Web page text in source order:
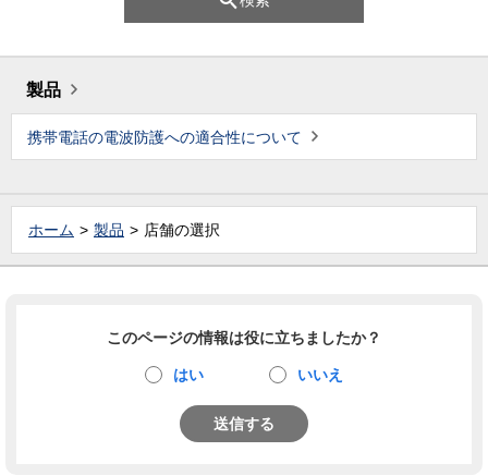
製品
携帯電話の電波防護への適合性について
ホーム 製品 店舗の選択
このページの情報は役に立ちましたか？
はい いいえ
送信する